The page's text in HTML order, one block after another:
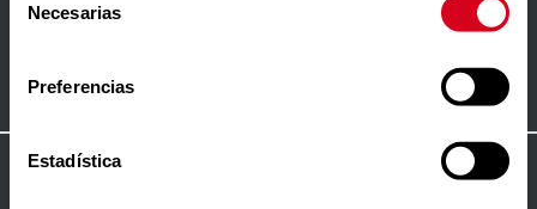
Necesarias
Preferencias
Estadística
Política de cookies
© 2024FORO INSERTA RESPONSABLE